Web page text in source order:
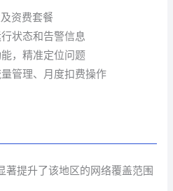
资费套餐
状态和告警信息
，精准定位问题
管理、月度扣费操作
著提升了该地区的网络覆盖范围